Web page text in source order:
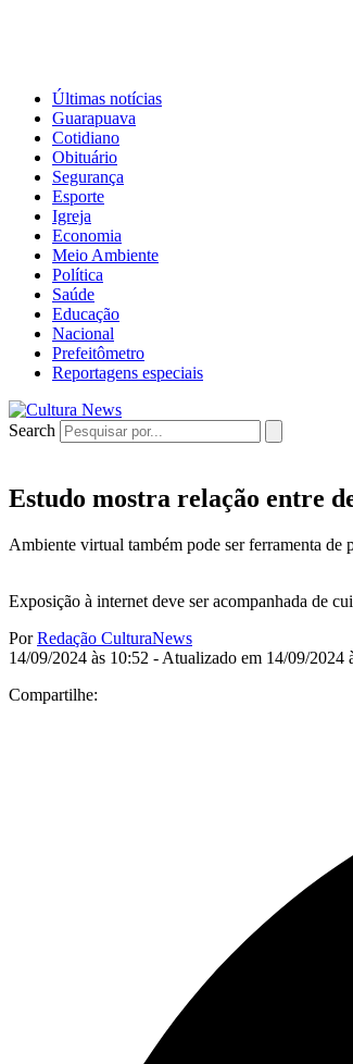
Últimas notícias
Guarapuava
Cotidiano
Obituário
Segurança
Esporte
Igreja
Economia
Meio Ambiente
Política
Saúde
Educação
Nacional
Prefeitômetro
Reportagens especiais
Search
Estudo mostra relação entre
Ambiente virtual também pode ser ferramenta de
Exposição à internet deve ser acompanhada de
PorRedação CulturaNews
14/09/2024 às 10:52 - Atualizado em 14/09/2024
Compartilhe: